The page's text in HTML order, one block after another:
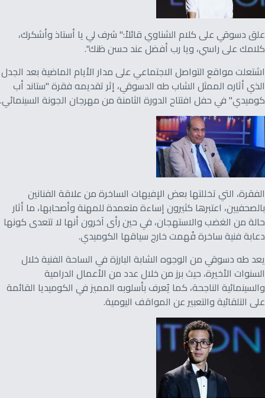
علق دسوقي على كلام الشناوي قائلاً:" شرف لي يا أستاذ وأشكرك،
كلامك على راسي، ويا رب أفضل عند حسن ظنك".
اشتعلت مواقع التواصل الاجتماعي على مدار الأيام الماضية بعد الجدل
الذي أثاره الممثل الشاب طه الدسوقي، إثر تقديمه فقرة "ستاند أب
كوميدي" في حفل افتتاح الدورة الثامنة من مهرجان الجونة السينمائي.
الفقرة، التي تخللتها بعض الإفيهات الساخرة من علاقة الفنانين
بالصحفيين، اعتبرها كثيرون إساءة متعمدة للمهنة وأصحابها، ما أثار
حالة من الغضب والاستهجان، في حين رأى آخرون أنها لا تتعدى كونها
دعابة فنية ساخرة فُهمت خارج سياقها الكوميدي.
يعد طه دسوقي من الوجوه الشابة البارزة في الساحة الفنية خلال
السنوات الأخيرة، حيث برز من خلال عدد من الأعمال الدرامية
والسينمائية الناجحة، كما يُعرف بأسلوبه المميز في الكوميديا القائمة
على التلقائية والتعبير عن المواقف اليومية.